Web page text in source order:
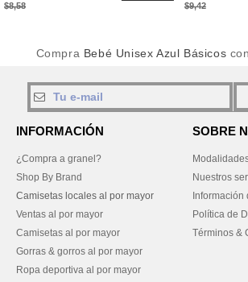
$8,58 $9,42
Compra Bebé Unisex Azul Básicos
INFORMACIÓN
¿Compra a granel?
Shop By Brand
Camisetas locales al por mayor
Ventas al por mayor
Camisetas al por mayor
Gorras & gorros al por mayor
Ropa deportiva al por mayor
SOBRE
Nuestros
Información
Política de
Términos &